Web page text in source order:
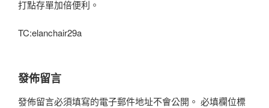
打點存單加倍便利。
TC:elanchair29a
發佈留言
發佈留言必須填寫的電子郵件地址不會公開。 必填欄位標